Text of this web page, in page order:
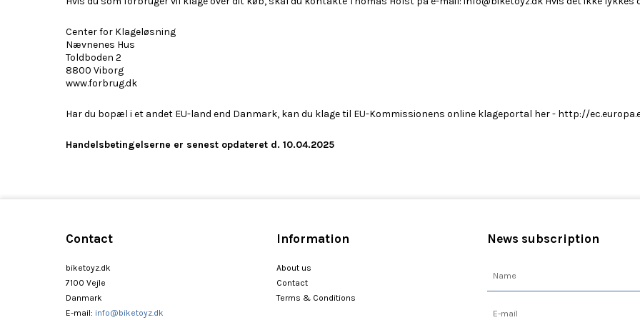
Center for Klageløsning
Nævnenes Hus
Toldboden 2
8800 Viborg
www.forbrug.dk
Har du bopæl i et andet EU-land end Danmark, kan du klage til EU-Kommissionens online klageportal her - http://
Handelsbetingelserne er senest opdateret d. 10.04.2025
Contact
biketoyz.dk
7100 Vejle
Danmark
E-mail: info@biketoyz.dk
Information
About us
Contact
Terms & Conditions
News subscription